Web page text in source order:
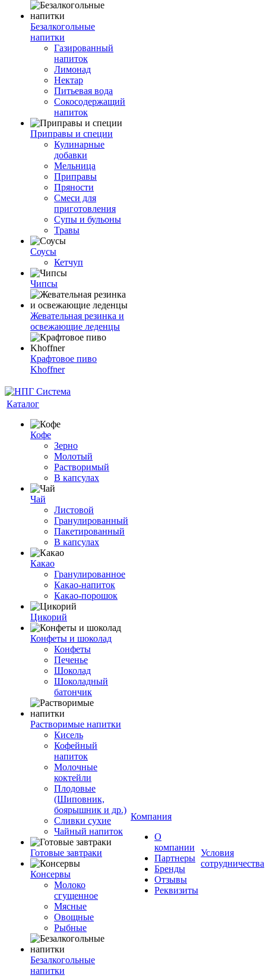
Безалкогольные
напитки
Газированный
напиток
Лимонад
Нектар
Питьевая вода
Сокосодержащий
напиток
Приправы и специи
Кулинарные
добавки
Мельница
Приправы
Пряности
Смеси для
приготовления
Супы и бульоны
Травы
Соусы
Кетчуп
Чипсы
Жевательная резинка и
освежающие леденцы
Крафтовое пиво
Khoffner
Каталог
Кофе
Зерно
Молотый
Растворимый
В капсулах
Чай
Листовой
Гранулированный
Пакетированный
В капсулах
Какао
Гранулированное
Какао-напиток
Какао-порошок
Цикорий
Конфеты и шоколад
Конфеты
Печенье
Шоколад
Шоколадный
батончик
Растворимые напитки
Кисель
Кофейный
напиток
Молочные
коктейли
Плодовые
(Шиповник,
боярышник и др.)
Сливки сухие
Чайный напиток
Готовые завтраки
Консервы
Молоко
сгущенное
Мясные
Овощные
Рыбные
Безалкогольные
напитки
Компания
О
компании
Партнеры
Бренды
Отзывы
Реквизиты
Условия
сотрудничества